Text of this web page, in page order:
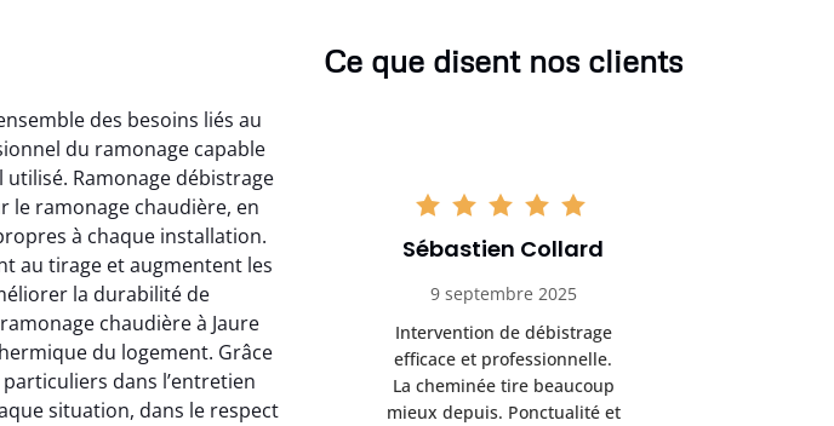
des besoins liés au
du ramonage capable
Ramonage débistrage
le ramonage chaudière, en
à chaque installation.
au tirage et augmentent les
la durabilité de
chaudière à Jaure
du logement. Grâce
dans l’entretien
situation, dans le respect
Ce que disent nos clients
Claire Vautrin
21 juin 2025
Ramonage très bien réalisé,
travail propre et soigné.
Toutes les explications ont
été claires et le conduit a été
Sébastien Collard
9 septembre 2025
Intervention de débistrage
efficace et professionnelle.
La cheminée tire beaucoup
mieux depuis. Ponctualité et